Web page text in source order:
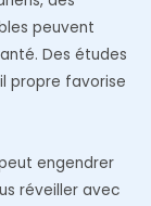
peuvent
Des études
propre favorise
engendrer
réveiller avec